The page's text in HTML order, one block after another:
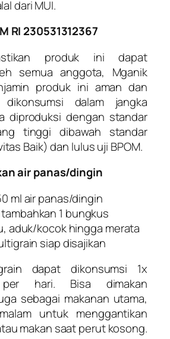
dari MUI.
RI 230531312367
produk ini dapat
semua anggota, Mganik
produk ini aman dan
dalam jangka
diproduksi dengan standar
tinggi dibawah standar
Baik) dan lulus uji BPOM.
air panas/dingin
ml air panas/dingin
1 bungkus
aduk/kocok hingga merata
siap disajikan
dapat dikonsumsi 1x
hari. Bisa dimakan
sebagai makanan utama,
untuk menggantikan
makan saat perut kosong.